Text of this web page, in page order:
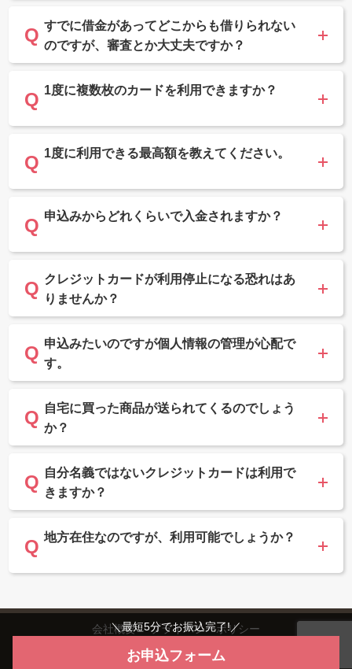
すでに借金があってどこからも借りられない
のですが、審査とか大丈夫ですか？
1度に複数枚のカードを利用できますか？
1度に利用できる最高額を教えてください。
申込みからどれくらいで入金されますか？
クレジットカードが利用停止になる恐れはあ
りませんか？
申込みたいのですが個人情報の管理が心配で
す。
自宅に買った商品が送られてくるのでしょう
か？
自分名義ではないクレジットカードは利用で
きますか？
地方在住なのですが、利用可能でしょうか？
会社概要 プライバシーポリシー
Copyright©2024 ユーウォレット All Rights Reserved.
＼最短5分でお振込完了!／
お申込フォーム